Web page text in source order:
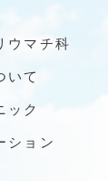
ウマチ科
いて
ック
ション